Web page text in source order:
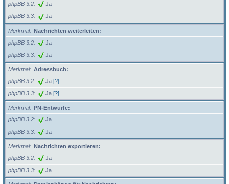
phpBB 3.2
Ja
phpBB 3.3 Ja
Merkmal
Nachrichten weiterleiten:
phpBB 3.2
Ja
phpBB 3.3 Ja
Merkmal
Adressbuch:
phpBB 3.2
Ja [?]
phpBB 3.3 Ja [?]
Merkmal
PN-Entwürfe:
phpBB 3.2
Ja
phpBB 3.3 Ja
Merkmal
Nachrichten exportieren:
phpBB 3.2
Ja
phpBB 3.3 Ja